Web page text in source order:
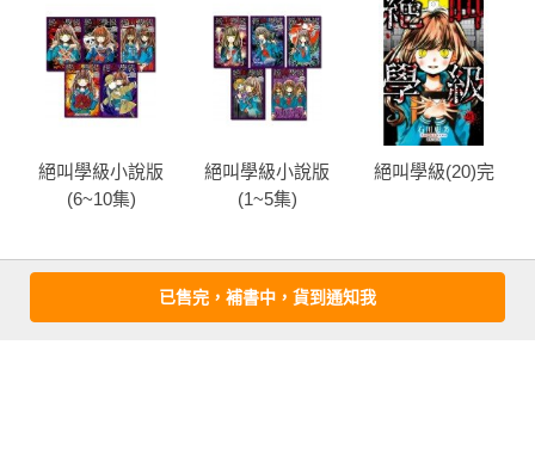
絕叫學級小說版
(6~10集)
絕叫學級小說版
(1~5集)
絕叫學級(20)完
more
已售完，補書中，貨到通知我